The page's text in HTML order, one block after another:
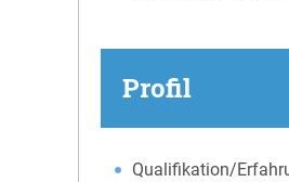
Profil
Qualifikation/